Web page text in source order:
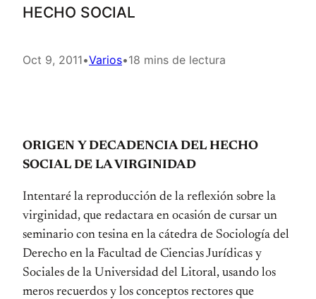
HECHO SOCIAL
Oct 9, 2011•Varios•18 mins de lectura
ORIGEN Y DECADENCIA DEL HECHO
SOCIAL DE LA VIRGINIDAD
Intentaré la reproducción de la reflexión sobre la
virginidad, que redactara en ocasión de cursar un
seminario con tesina en la cátedra de Sociología del
Derecho en la Facultad de Ciencias Jurídicas y
Sociales de la Universidad del Litoral, usando los
meros recuerdos y los conceptos rectores que